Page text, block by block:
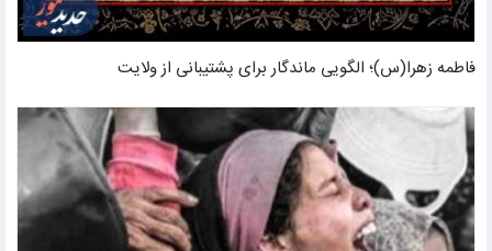
فاطمه زهرا(س)؛ الگویی ماندگار برای پشتیبانی از ولایت